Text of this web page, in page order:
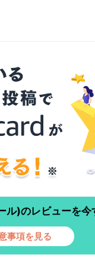
)のレビューを今
事項を見る